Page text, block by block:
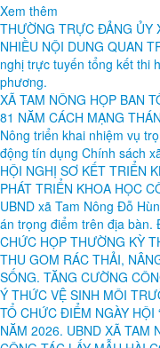
Xem thêm
THƯỜNG TRỰC ĐẢNG ỦY
NHIỀU NỘI DUNG QUAN
nghị trực tuyến tổng kết thi
phương.
XÃ TAM NÔNG HỌP BAN
81 NĂM CÁCH MẠNG
Nông triển khai nhiệm vụ
động tín dụng Chính sách
HỘI NGHỊ SƠ KẾT TRIỂN
PHÁT TRIỂN KHOA HỌC
UBND xã Tam Nông Đỗ
án trọng điểm trên địa bàn.
CHỨC HỌP THƯỜNG KỲ
THU GOM RÁC THẢI,
SỐNG. TĂNG CƯỜNG
Ý THỨC VỆ SINH MÔI
TỔ CHỨC ĐIỂM NGÀY HỘI
NĂM 2026. UBND XÃ TAM